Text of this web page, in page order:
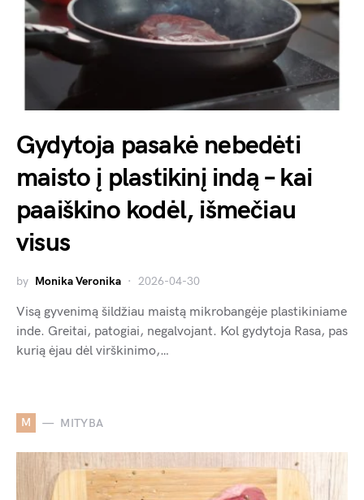
Gydytoja pasakė nebedėti
maisto į plastikinį indą – kai
paaiškino kodėl, išmečiau
visus
by Monika Veronika 2026-04-30
Visą gyvenimą šildžiau maistą mikrobangėje plastikiniame
inde. Greitai, patogiai, negalvojant. Kol gydytoja Rasa, pas
kurią ėjau dėl virškinimo,…
M MITYBA